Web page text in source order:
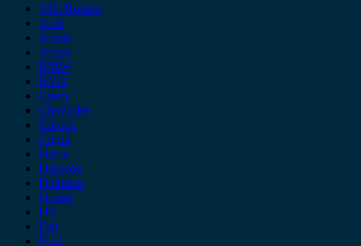
Alfa Romeo
Audi
Austin
Acura
BMW
BYD
Chery
Chevrolet
Citroen
Cupra
Dacia
Daewoo
Daihatsu
Dodge
DS
Fiat
Ford